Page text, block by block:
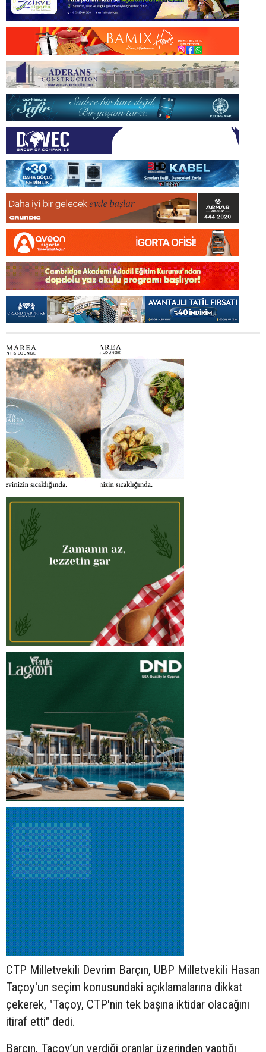
CTP Milletvekili Devrim Barçın, UBP Milletvekili Hasan
Taçoy'un seçim konusundaki açıklamalarına dikkat
çekerek, "Taçoy, CTP'nin tek başına iktidar olacağını
itiraf etti" dedi.
Barçın, Taçoy’un verdiği oranlar üzerinden yaptığı